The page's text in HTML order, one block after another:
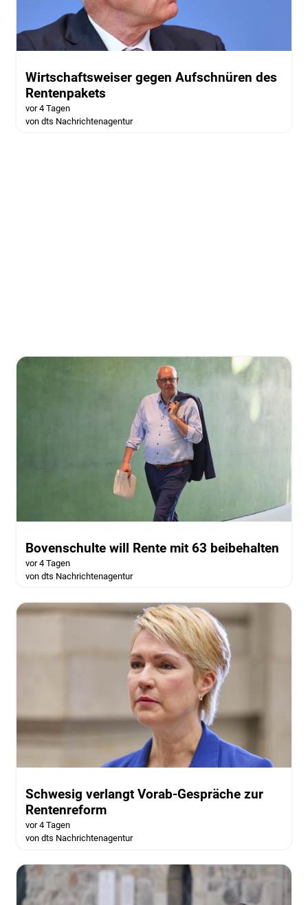
Wirtschaftsweiser gegen Aufschnüren des
Rentenpakets
vor 4 Tagen
von dts Nachrichtenagentur
Bovenschulte will Rente mit 63 beibehalten
vor 4 Tagen
von dts Nachrichtenagentur
Schwesig verlangt Vorab-Gespräche zur
Rentenreform
vor 4 Tagen
von dts Nachrichtenagentur